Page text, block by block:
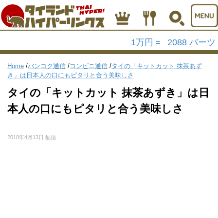
1万円 = 2088 バーツ
Home /バンコク通信 /コンビニ通信 /タイの「キットカット 抹茶あず
き」は日本人の口にもピタリと合う美味しさ
タイの「キットカット 抹茶あずき」は日
本人の口にもピタリと合う美味しさ
2018年4月13日 配信